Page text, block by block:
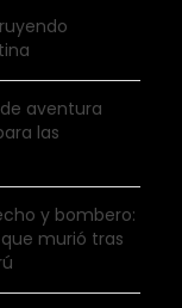
de aventura
las
y bombero:
murió tras